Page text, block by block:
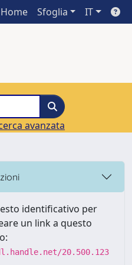
Home Sfoglia IT
avanzata
identificativo per
un link a questo
20.500.123